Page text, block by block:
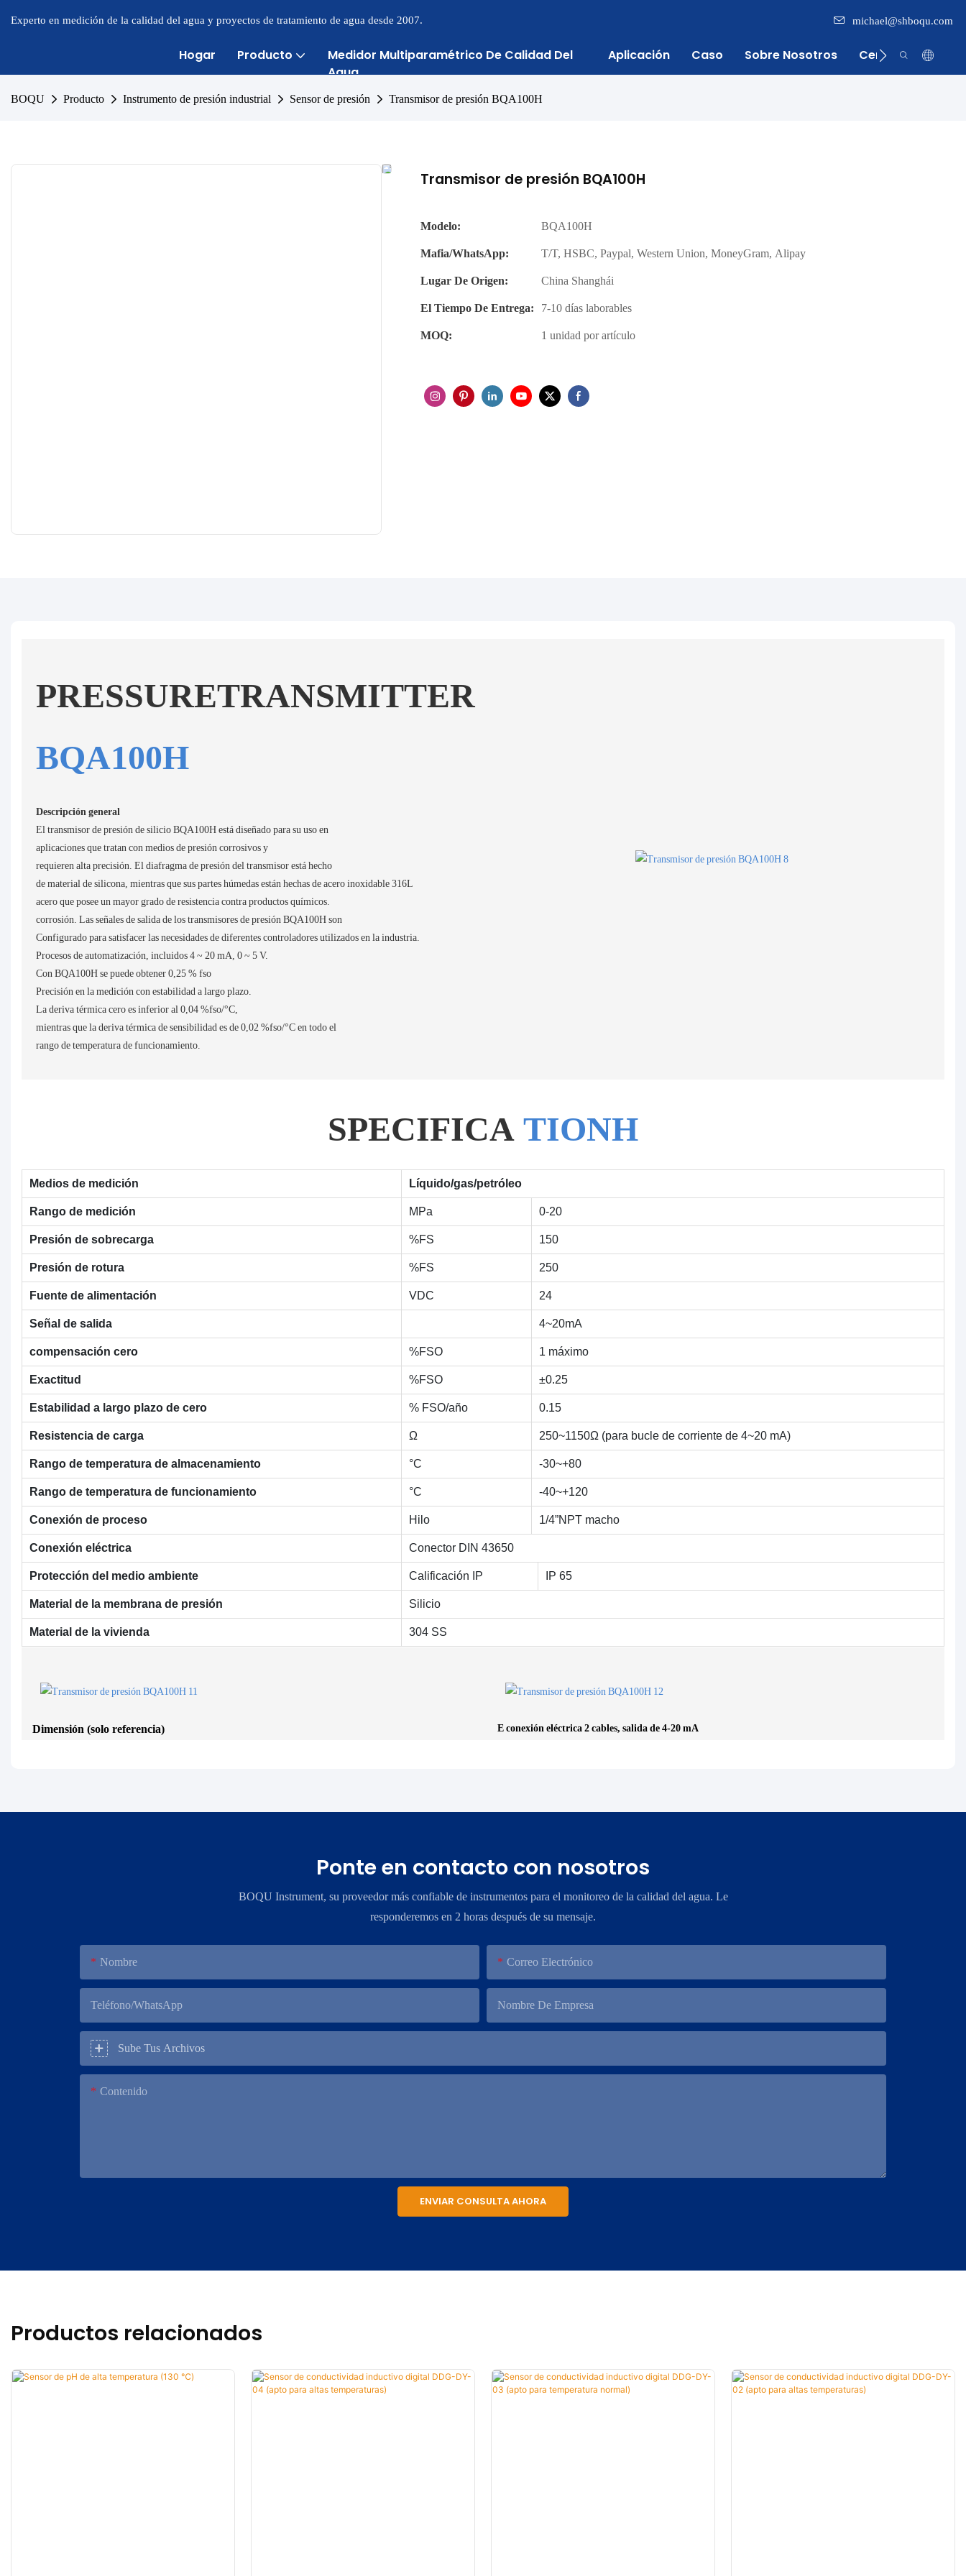
Experto en medición de la calidad del agua y proyectos de tratamiento de agua desde 2007. michael@shboqu.com
Hogar Producto
Medidor Multiparamétrico De Calidad Del
Agua
Aplicación Caso Sobre Nosotros Centro De
BOQU Producto Instrumento de presión industrial Sensor de presión Transmisor de presión BQA100H
Transmisor de presión BQA100H
Modelo:
BQA100H
Mafia/WhatsApp:
T/T, HSBC, Paypal, Western Union, MoneyGram, Alipay
Lugar De Origen:
China Shanghái
El Tiempo De Entrega:
7-10 días laborables
MOQ:
1 unidad por artículo
PRESSURETRANSMITTER
BQA100H
Descripción general
El transmisor de presión de silicio BQA100H está diseñado para su uso en
aplicaciones que tratan con medios de presión corrosivos y
requieren alta precisión. El diafragma de presión del transmisor está hecho
de material de silicona, mientras que sus partes húmedas están hechas de acero inoxidable 316L
acero que posee un mayor grado de resistencia contra productos químicos.
corrosión. Las señales de salida de los transmisores de presión BQA100H son
Configurado para satisfacer las necesidades de diferentes controladores utilizados en la industria.
Procesos de automatización, incluidos 4 ~ 20 mA, 0 ~ 5 V.
Con BQA100H se puede obtener 0,25 % fso
Precisión en la medición con estabilidad a largo plazo.
La deriva térmica cero es inferior al 0,04 %fso/°C,
mientras que la deriva térmica de sensibilidad es de 0,02 %fso/°C en todo el
rango de temperatura de funcionamiento.
SPECIFICA TIONH
Medios de medición Líquido/gas/petróleo
Rango de medición MPa 0-20
Presión de sobrecarga %FS 150
Presión de rotura %FS 250
Fuente de alimentación VDC 24
Señal de salida 4~20mA
compensación cero %FSO 1 máximo
Exactitud %FSO ±0.25
Estabilidad a largo plazo de cero % FSO/año 0.15
Resistencia de carga Ω 250~1150Ω (para bucle de corriente de 4~20 mA)
Rango de temperatura de almacenamiento °C -30~+80
Rango de temperatura de funcionamiento °C -40~+120
Conexión de proceso Hilo 1/4”NPT macho
Conexión eléctrica Conector DIN 43650
Protección del medio ambiente Calificación IP IP 65
Material de la membrana de presión Silicio
Material de la vivienda 304 SS
Dimensión (solo referencia) Econexión eléctrica2 cables, salida de 4-20 mA
Ponte en contacto con nosotros
BOQU Instrument, su proveedor más confiable de instrumentos para el monitoreo de la calidad del agua. Le
responderemos en 2 horas después de su mensaje.
Nombre Correo Electrónico
Teléfono/WhatsApp Nombre De Empresa
Sube Tus Archivos
Contenido
ENVIAR CONSULTA AHORA
Productos relacionados